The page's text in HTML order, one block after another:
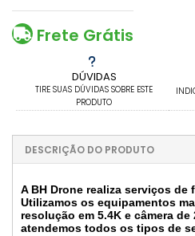
DÚVIDAS
TIRE SUAS DÚVIDAS SOBRE ESTE
PRODUTO
Frete Grátis
DESCRIÇÃO DO PRODUTO
A BH Drone realiza serviços de
Utilizamos os equipamentos
resolução em 5.4K e câmera de
atendemos todos os tipos de